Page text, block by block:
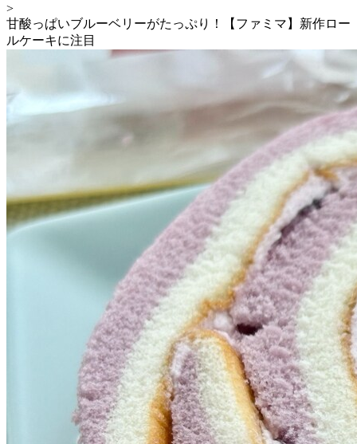
>
甘酸っぱいブルーベリーがたっぷり！【ファミマ】新作ロー
ルケーキに注目